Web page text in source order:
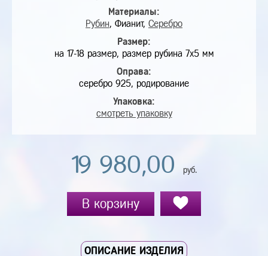
Материалы:
Рубин, Фианит, Серебро
Размер:
на 17-18 размер, размер рубина 7х5 мм
Оправа:
серебро 925, родирование
Упаковка:
смотреть упаковку
19 980,00 руб.
В корзину
ОПИСАНИЕ ИЗДЕЛИЯ